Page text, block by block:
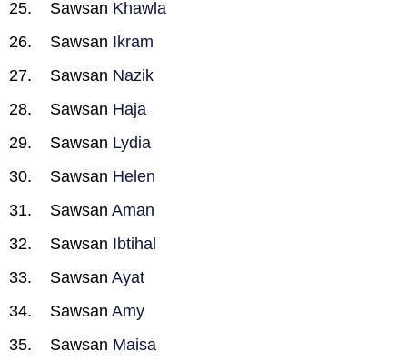
Sawsan Khawla
Sawsan Ikram
Sawsan Nazik
Sawsan Haja
Sawsan Lydia
Sawsan Helen
Sawsan Aman
Sawsan Ibtihal
Sawsan Ayat
Sawsan Amy
Sawsan Maisa